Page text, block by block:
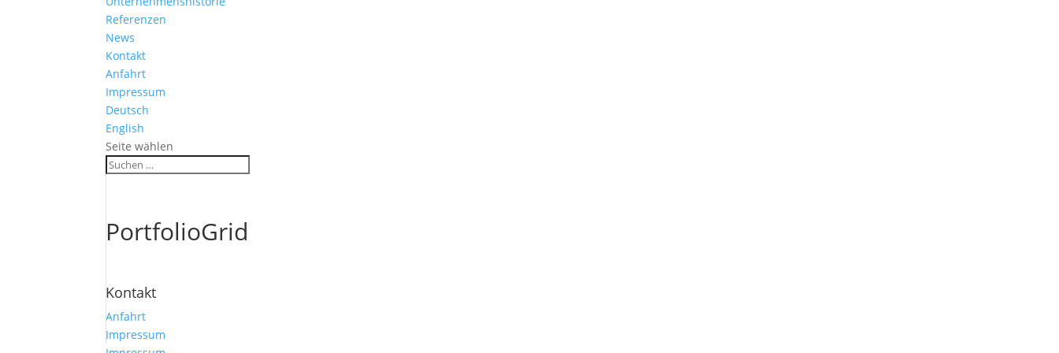
Referenzen
News
Kontakt
Anfahrt
Impressum
Deutsch
English
Seite wählen
PortfolioGrid
Kontakt
Anfahrt
Impressum